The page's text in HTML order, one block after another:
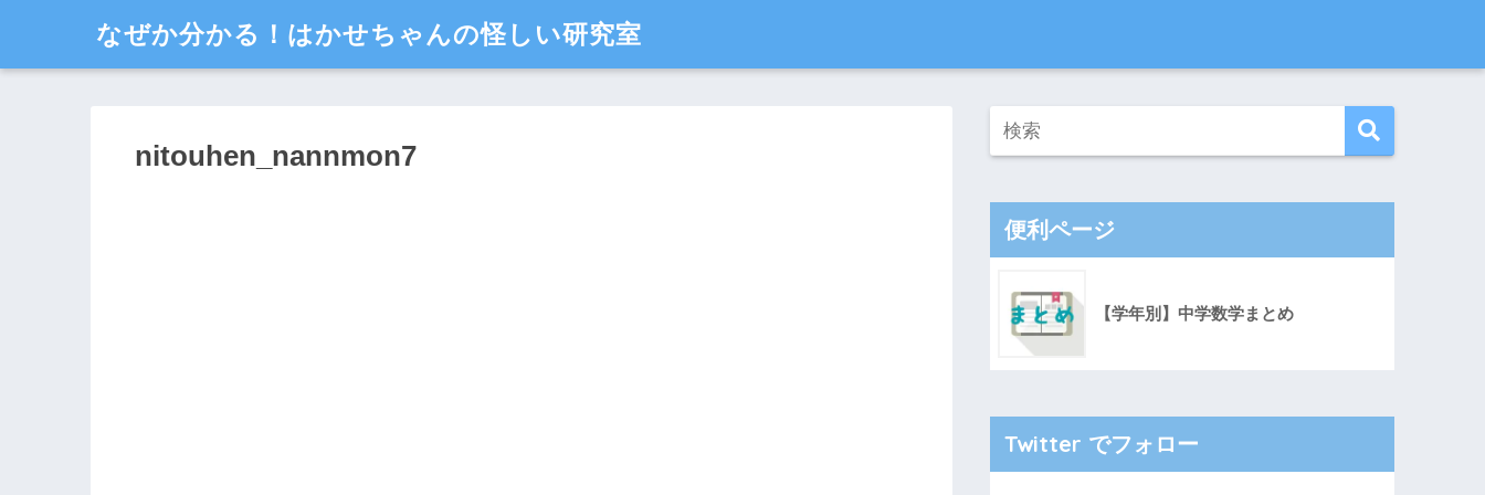
なぜか分かる！はかせちゃんの怪しい研究室
nitouhen_nannmon7
便利ページ
【学年別】中学数学まとめ
Twitter でフォロー